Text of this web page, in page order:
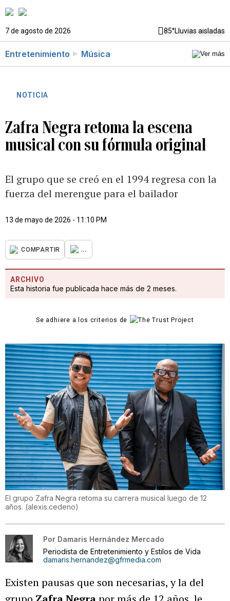
7 de agosto de 2026 85°Lluvias aisladas
Entretenimiento Música
NOTICIA
Zafra Negra retoma la escena
musical con su fórmula original
El grupo que se creó en el 1994 regresa con la
fuerza del merengue para el bailador
13 de mayo de 2026 - 11:10 PM
COMPARTIR ...
ARCHIVO
Esta historia fue publicada hace más de 2 meses.
Se adhiere a los criterios de
El grupo Zafra Negra retoma su carrera musical luego de 12
años. (alexis.cedeno)
Por Damaris Hernández Mercado
Periodista de Entretenimiento y Estilos de Vida
damaris.hernandez@gfrmedia.com
Existen pausas que son necesarias, y la del